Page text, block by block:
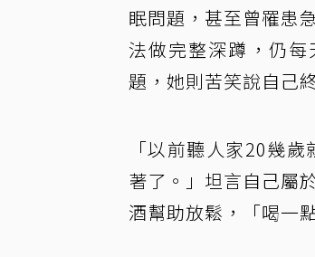
眠問題，甚至曾罹患
法做完整深蹲，仍
題，她則苦笑說自己
「以前聽人家20幾
著了。」坦言自己屬
酒幫助放鬆，「喝一